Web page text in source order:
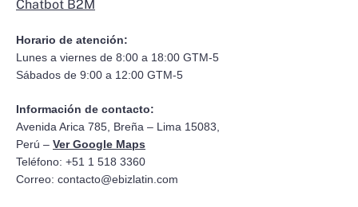
Chatbot B2M
Horario de atención:
Lunes a viernes de 8:00 a 18:00 GTM-5
Sábados de 9:00 a 12:00 GTM-5
Información de contacto:
Avenida Arica 785, Breña – Lima 15083,
Perú – Ver Google Maps
Teléfono: +51 1 518 3360
Correo: contacto@ebizlatin.com